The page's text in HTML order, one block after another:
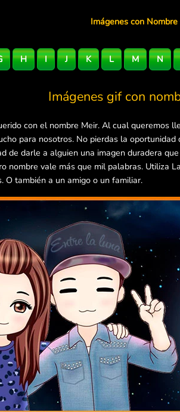
Imágenes con Nombre
H I J K L M N
Imágenes gif con
con el nombre Meir. Al cual queremos
para nosotros. No pierdas la
de darle a alguien una imagen duradera
nombre vale más que mil palabras. Utiliza
O también a un amigo o un familiar.